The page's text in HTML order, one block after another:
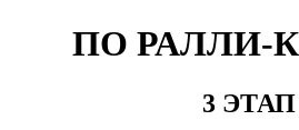
ПО РАЛЛИ-
3 ЭТАП